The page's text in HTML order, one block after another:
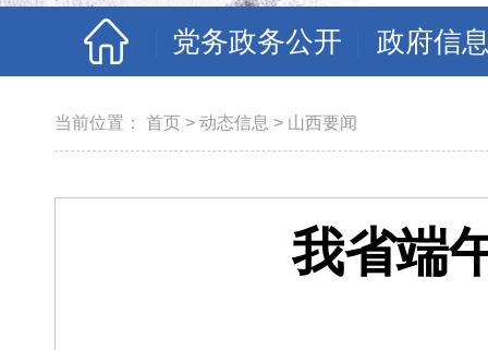
党务政务公开 政府信
当前位置： 首页 > 动态信息 > 山西要闻
我省端